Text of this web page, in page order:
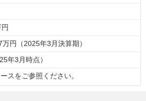
円（2025年3月決算期）
年3月時点）
スをご参照ください。